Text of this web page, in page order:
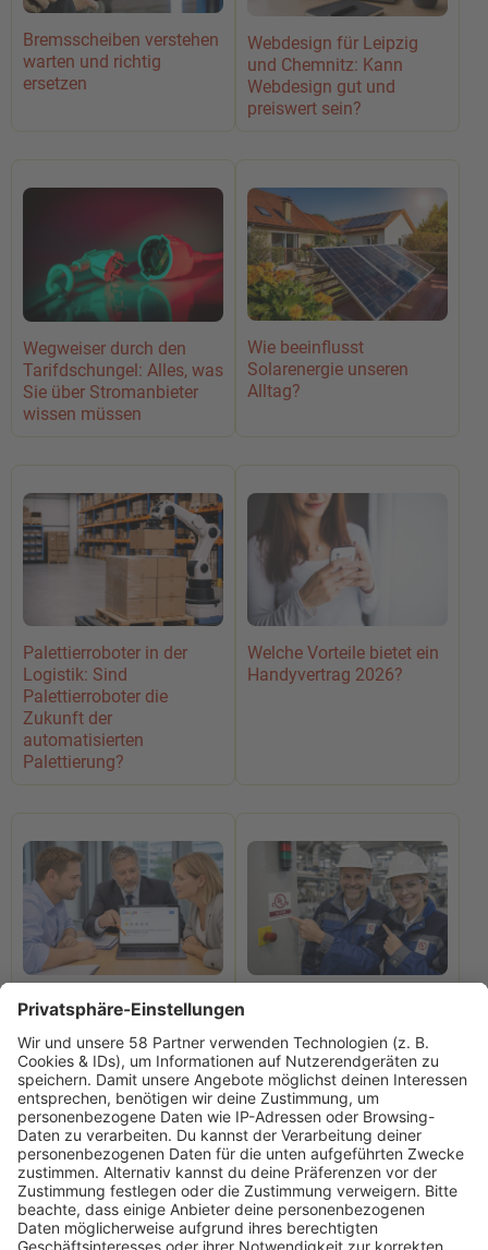
Bremsscheiben verstehen
warten und richtig
ersetzen
Webdesign für Leipzig
und Chemnitz: Kann
Webdesign gut und
preiswert sein?
Wegweiser durch den
Tarifdschungel: Alles, was
Sie über Stromanbieter
wissen müssen
Wie beeinflusst
Solarenergie unseren
Alltag?
Palettierroboter in der
Logistik: Sind
Palettierroboter die
Zukunft der
automatisierten
Palettierung?
Welche Vorteile bietet ein
Handyvertrag 2026?
Google-Bewertungen
löschen lassen: Wie
können Unternehmen
ungerechtfertigte Google-
Bewertungen löschen
lassen?
Welche Vorgaben für UL-
Etiketten müssen
beachtet werden?